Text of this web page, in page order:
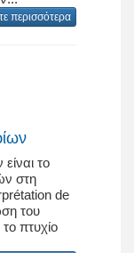
περισσότερα
το
στη
de
του
πτυχίο